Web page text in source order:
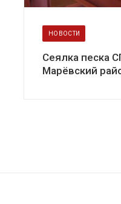
НОВОСТИ
Сеялка песка
Марёвский